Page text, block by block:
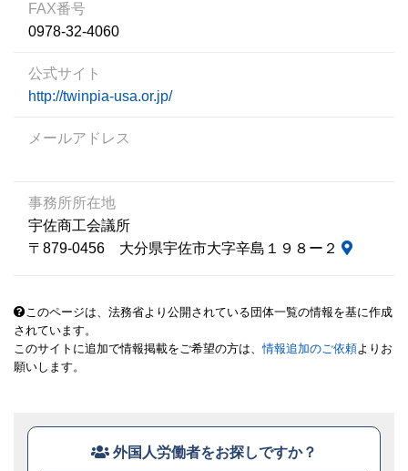
FAX番号
0978-32-4060
公式サイト
http://twinpia-usa.or.jp/
メールアドレス
事務所所在地
宇佐商工会議所
〒879-0456 大分県宇佐市大字辛島１９８ー２
このページは、法務省より公開されている団体一覧の情報を基に作成
されています。
このサイトに追加で情報掲載をご希望の方は、情報追加のご依頼よりお
願いします。
外国人労働者をお探しですか？